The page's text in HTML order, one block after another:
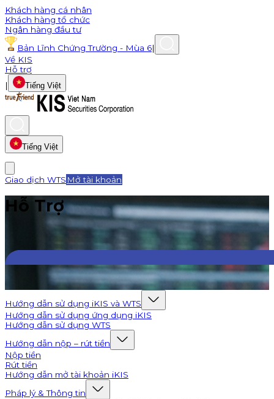
Khách hàng cá nhân
Khách hàng tổ chức
Ngân hàng đầu tư
Bản Lĩnh Chứng Trường - Mùa 6|
Về KIS
Hỗ trợ
|
Tiếng Việt
Tiếng Việt
Giao dịch WTS Mở tài khoản
Hỗ Trợ
Hướng dẫn sử dụng iKIS và WTS
Hướng dẫn sử dụng ứng dụng iKIS
Hướng dẫn sử dụng WTS
Hướng dẫn nộp – rút tiền
Nộp tiền
Rút tiền
Hướng dẫn mở tài khoản iKIS
Pháp lý & Thông tin